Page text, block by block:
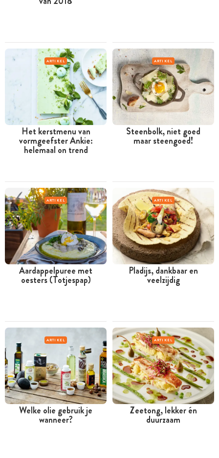
ARTIKEL
Het kerstmenu van
vormgeefster Ankie:
helemaal on trend
ARTIKEL
Steenbolk, niet goed
maar steengoed!
ARTIKEL
Aardappelpuree met
oesters (Totjespap)
ARTIKEL
Pladijs, dankbaar en
veelzijdig
ARTIKEL
Welke olie gebruik je
wanneer?
ARTIKEL
Zeetong, lekker én
duurzaam